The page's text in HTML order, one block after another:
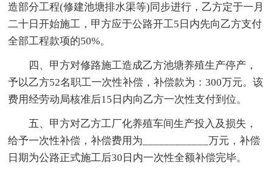
造部分工程(修建池塘排水渠等)同步进行，乙方定于一月
二十日开始施工，甲方应于公路开工5日内先向乙方支付
全部工程款项的50%。
四、甲方对修路施工造成乙方池塘养殖生产停产，
予以乙方52名职工一次性补偿，补偿款为：300万元。该
费用经劳动局核准后15日内向乙方一次性支付到位。
五、甲方对乙方工厂化养殖车间生产投入及损失，
给予一次性补偿，补偿费用为____________万元，补偿
日期为公路正式施工后30日内一次性全额补偿完毕。